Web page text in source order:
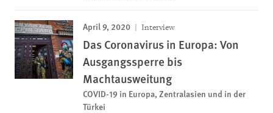
April 9, 2020 Interview
Das Coronavirus in Europa: Von
Ausgangssperre bis
Machtausweitung
COVID-19 in Europa, Zentralasien und in der
Türkei